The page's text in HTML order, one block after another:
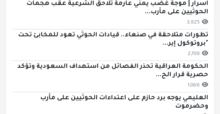
اسرار | موجة غضب يمني عارمة تلاحق الشرعية عقب هجمات
الحوثيين على مأرب...
3,925
تطورات متلاحقة في صنعاء.. قيادات الحوثي تعود للمخابئ تحت
"بروتوكول إير...
2,709
الحكومة العراقية تحذر الفصائل من استهداف السعودية وتؤكد
حصرية قرار الح...
1,066
العليمي يوجه برد حازم على اعتداءات الحوثيين على مأرب
وحضرموت